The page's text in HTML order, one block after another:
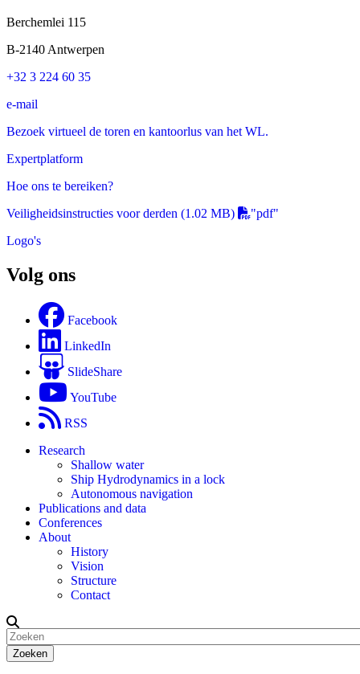
Berchemlei 115
B-2140 Antwerpen
+32 3 224 60 35
e-mail
Bezoek virtueel de toren en kantoorlus van het WL.
Expertplatform
Hoe ons te bereiken?
Veiligheidsinstructies voor derden (1.02 MB)
"pdf"
Logo's
Volg ons
Facebook
LinkedIn
SlideShare
YouTube
RSS
Research
Shallow water
Ship Hydrodynamics in a lock
Autonomous navigation
Publications and data
Conferences
About
History
Vision
Structure
Contact
Zoeken